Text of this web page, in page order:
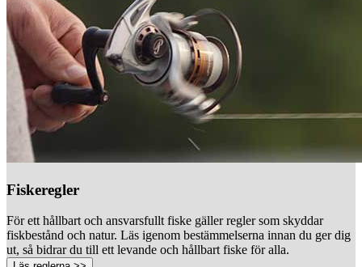
Fiskeregler
För ett hållbart och ansvarsfullt fiske gäller regler som skyddar
fiskbestånd och natur. Läs igenom bestämmelserna innan du ger dig
ut, så bidrar du till ett levande och hållbart fiske för alla.